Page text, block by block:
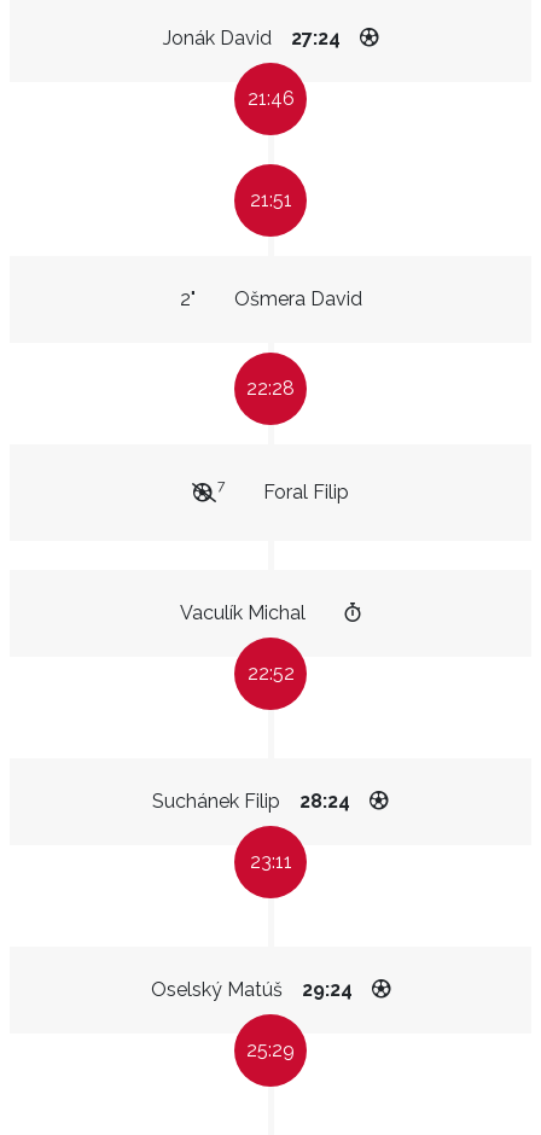
Jonák David 27:24
21:46
21:51
Ošmera David
2"
22:28
Foral Filip
7
Vaculík Michal
22:52
Suchánek Filip 28:24
23:11
Oselský Matúš 29:24
25:29